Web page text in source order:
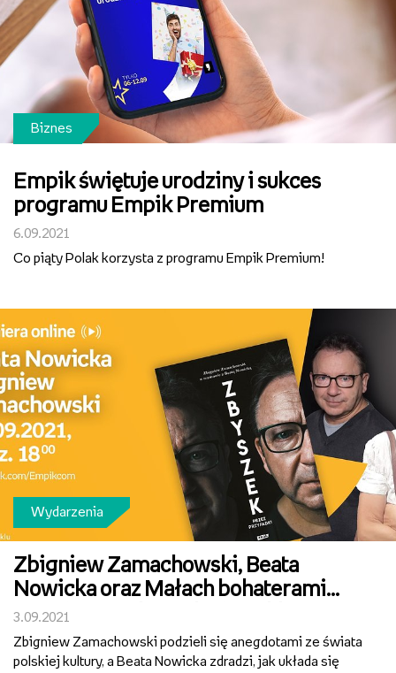
Biznes
Empik świętuje urodziny i sukces
programu Empik Premium
6.09.2021
Co piąty Polak korzysta z programu Empik Premium!
Wydarzenia
Zbigniew Zamachowski, Beata
Nowicka oraz Małach bohaterami
wrześniowych spotkań z cyklu
Premiera online
3.09.2021
Zbigniew Zamachowski podzieli się anegdotami ze świata
polskiej kultury, a Beata Nowicka zdradzi, jak układa się